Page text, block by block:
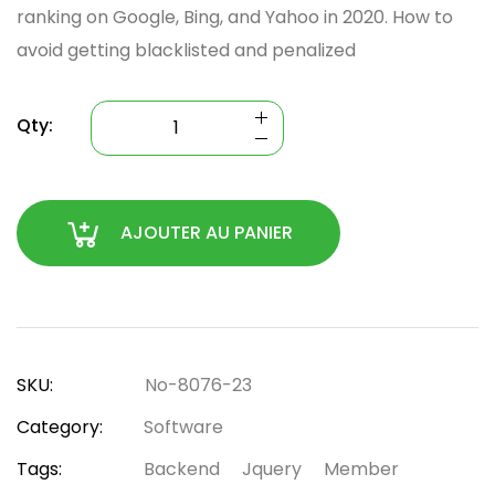
ranking on Google, Bing, and Yahoo in 2020. How to
avoid getting blacklisted and penalized
Qty:
AJOUTER AU PANIER
SKU:
No-8076-23
Category:
Software
Tags:
Backend Jquery Member